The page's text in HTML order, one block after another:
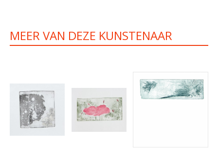
MEER VAN DEZE KUNSTENAAR